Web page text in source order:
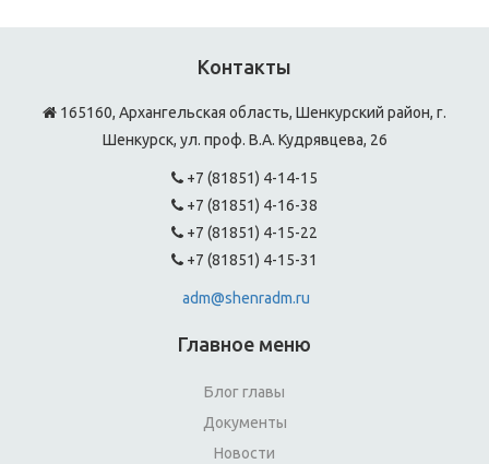
Контакты
165160, Архангельская область, Шенкурский район, г.
Шенкурск, ул. проф. В.А. Кудрявцева, 26
+7 (81851) 4-14-15
+7 (81851) 4-16-38
+7 (81851) 4-15-22
+7 (81851) 4-15-31
adm@shenradm.ru
Главное меню
Блог главы
Документы
Новости